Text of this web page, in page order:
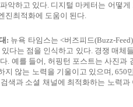
악하고 있다. 디지털 마케터는 어떻
진최적화에 도움이 된다.
: 뉴욕 타임스는<버즈피드(Buzz-
다는 점을 인식하고 있다. 경쟁 매체
. 예를 들어 , 허핑턴 포스트는 사진과
지 않는 노력을 기울이고 있으며 , 650
색과 소셜 채널에 최적화하는 노력